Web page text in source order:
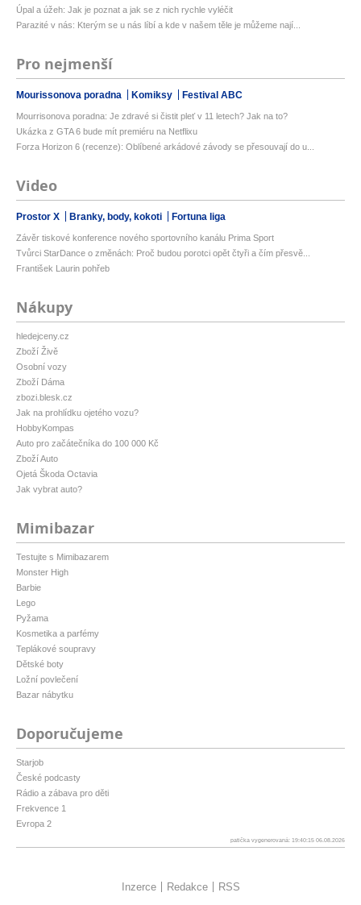
Úpal a úžeh: Jak je poznat a jak se z nich rychle vyléčit
Parazité v nás: Kterým se u nás líbí a kde v našem těle je můžeme nají...
Pro nejmenší
Mourissonova poradna Komiksy Festival ABC
Mourrisonova poradna: Je zdravé si čistit pleť v 11 letech? Jak na to?
Ukázka z GTA 6 bude mít premiéru na Netflixu
Forza Horizon 6 (recenze): Oblíbené arkádové závody se přesouvají do u...
Video
Prostor X Branky, body, kokoti Fortuna liga
Závěr tiskové konference nového sportovního kanálu Prima Sport
Tvůrci StarDance o změnách: Proč budou porotci opět čtyři a čím přesvě...
František Laurin pohřeb
Nákupy
hledejceny.cz
Zboží Živě
Osobní vozy
Zboží Dáma
zbozi.blesk.cz
Jak na prohlídku ojetého vozu?
HobbyKompas
Auto pro začátečníka do 100 000 Kč
Zboží Auto
Ojetá Škoda Octavia
Jak vybrat auto?
Mimibazar
Testujte s Mimibazarem
Monster High
Barbie
Lego
Pyžama
Kosmetika a parfémy
Teplákové soupravy
Dětské boty
Ložní povlečení
Bazar nábytku
Doporučujeme
Starjob
České podcasty
Rádio a zábava pro děti
Frekvence 1
Evropa 2
patička vygenerovaná: 19:40:15 06.08.2026
Inzerce Redakce RSS